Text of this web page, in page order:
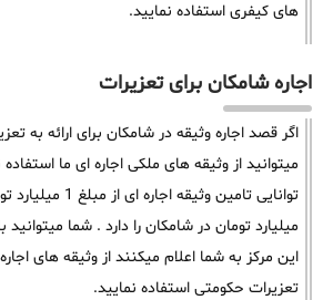
های کیفری استفاده نمایید.
اجاره شامکان برای تعزیرات
اگر قصد اجاره وثیقه در شامکان برای ارائه به
میتوانید از وثیقه های ملکی اجاره ای ما
میلیارد تومان در شامکان را دارد . شما
این مرکز به شما اعلام میکنند از وثیقه های
تعزیرات حکومتی استفاده نمایید.